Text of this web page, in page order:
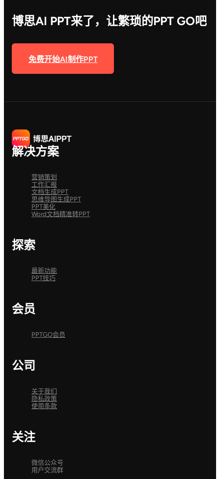
博思AI PPT来了，让繁琐的PPT GO吧
免费开始AI制作PPT
解决方案
营销策划
工作汇报
文档生成PPT
思维导图生成PPT
PPT美化
Word文档精准转PPT
探索
最新功能
PPT技巧
会员
PPTGO会员
公司
关于我们
隐私政策
使用条款
关注
微信公众号
用户交流群